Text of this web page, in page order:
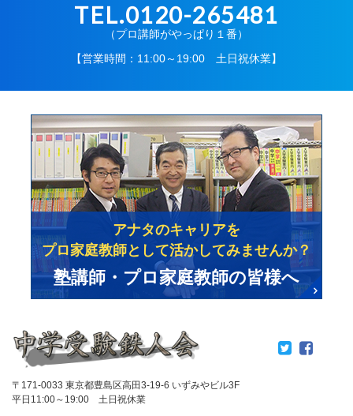
TEL.0120-265481
（プロ講師がやっぱり１番）
【営業時間：11:00～19:00 土日祝休業】
〒171-0033 東京都豊島区高田3-19-6 いずみやビル3F
平日11:00～19:00 土日祝休業
アナタのキャリアを
プロ家庭教師として活かしてみませんか？
塾講師・プロ家庭教師の皆様へ